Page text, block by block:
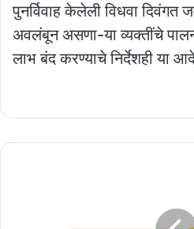
पुनर्विवाह केलेली विधवा दिवंगत
अवलंबून असणा-या व्यक्तींचे
लाभ बंद करण्याचे निर्देशही या